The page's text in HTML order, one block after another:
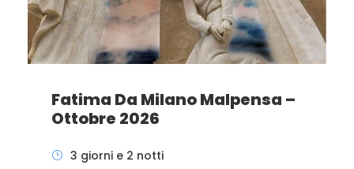
Fatima Da Milano Malpensa –
Ottobre 2026
3 giorni e 2 notti